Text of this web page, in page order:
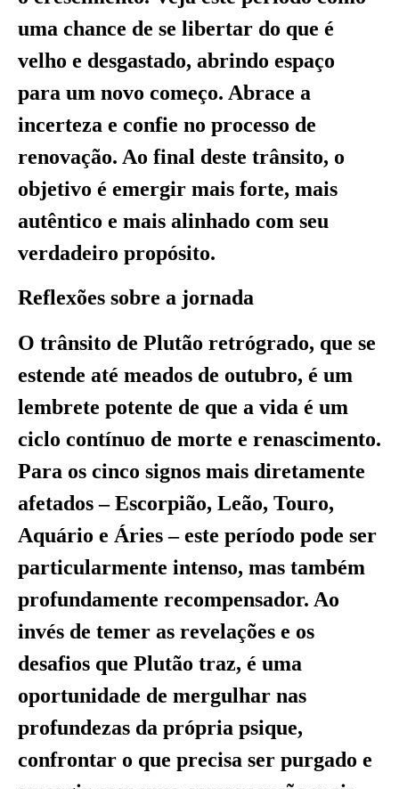
uma chance de se libertar do que é
velho e desgastado, abrindo espaço
para um novo começo. Abrace a
incerteza e confie no processo de
renovação. Ao final deste trânsito, o
objetivo é emergir mais forte, mais
autêntico e mais alinhado com seu
verdadeiro propósito.
Reflexões sobre a jornada
O trânsito de Plutão retrógrado, que se
estende até meados de outubro, é um
lembrete potente de que a vida é um
ciclo contínuo de morte e renascimento.
Para os cinco signos mais diretamente
afetados – Escorpião, Leão, Touro,
Aquário e Áries – este período pode ser
particularmente intenso, mas também
profundamente recompensador. Ao
invés de temer as revelações e os
desafios que Plutão traz, é uma
oportunidade de mergulhar nas
profundezas da própria psique,
confrontar o que precisa ser purgado e